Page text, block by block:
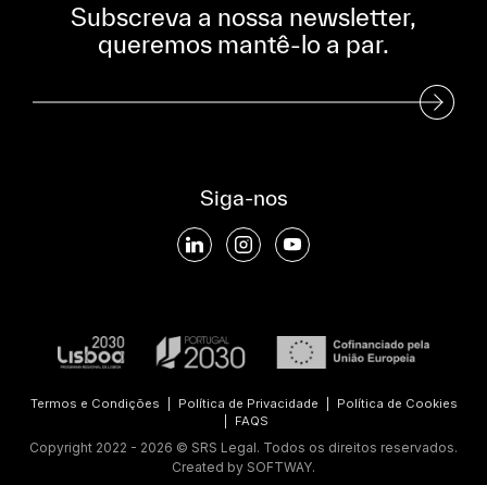
Subscreva a nossa newsletter,
queremos mantê-lo a par.
Subscreva a nossa Newsletter
Siga-nos
Termos e Condições Política de Privacidade
Política de Cookies
FAQS
Copyright 2022 - 2026 © SRS Legal. Todos os direitos reservados.
Created by SOFTWAY.